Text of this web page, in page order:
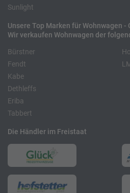
Sunlight
Unsere Top Marken für Wohnwagen -
Wir verkaufen Wohnwagen der
Bürstner
Fendt
Kabe
Dethleffs
Eriba
Tabbert
Die Händler im Freistaat